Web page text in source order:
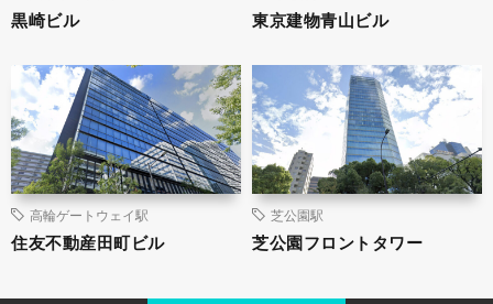
黒崎ビル 東京建物青山ビル
高輪ゲートウェイ駅
住友不動産田町ビル
芝公園駅
芝公園フロントタワー